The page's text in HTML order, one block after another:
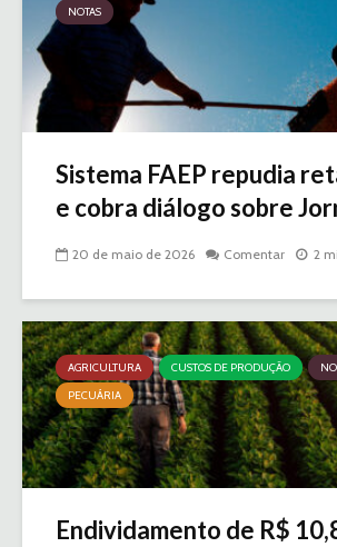
NOTAS
Sistema FAEP repudia
e cobra diálogo sobre
20 de maio de 2026 Comentar 2
AGRICULTURA CUSTOS DE PRODUÇÃO
PECUÁRIA
Endividamento de R$